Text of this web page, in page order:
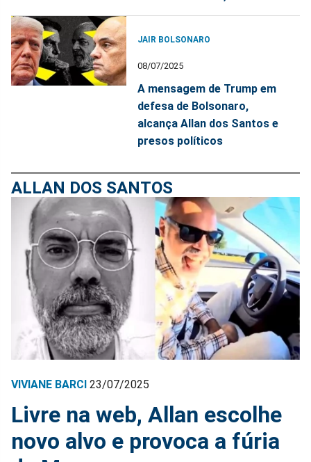
JAIR BOLSONARO
08/07/2025
A mensagem de Trump em
defesa de Bolsonaro,
alcança Allan dos Santos e
presos políticos
ALLAN DOS SANTOS
VIVIANE BARCI 23/07/2025
Livre na web, Allan escolhe
novo alvo e provoca a fúria